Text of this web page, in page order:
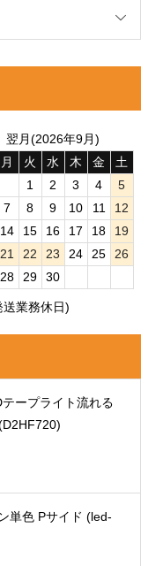
翌月(2026年9月)
月 火 水 木 金
土
1
2 3 4
5
7 8 9 10 11
12
14 15 16 17 18
19
21 22 23 24 25
26
28 29 30
送業務休日)
ープライト流れる
単色 Pサイド (led-